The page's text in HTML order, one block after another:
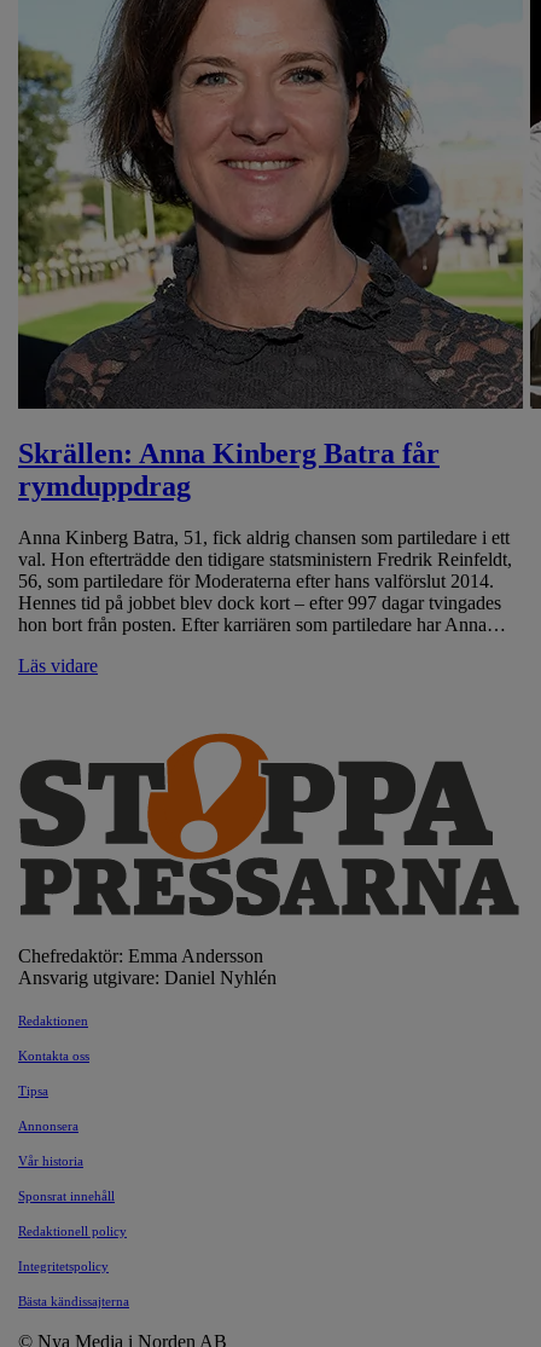
Skrällen: Anna Kinberg Batra får
rymduppdrag
Anna Kinberg Batra, 51, fick aldrig chansen som partiledare i ett
val. Hon efterträdde den tidigare statsministern Fredrik Reinfeldt,
56, som partiledare för Moderaterna efter hans valförslut 2014.
Hennes tid på jobbet blev dock kort – efter 997 dagar tvingades
hon bort från posten. Efter karriären som partiledare har Anna…
Läs vidare
Chefredaktör: Emma Andersson
Ansvarig utgivare: Daniel Nyhlén
Redaktionen
Kontakta oss
Tipsa
Annonsera
Vår historia
Sponsrat innehåll
Redaktionell policy
Integritetspolicy
Bästa kändissajterna
© Nya Media i Norden AB